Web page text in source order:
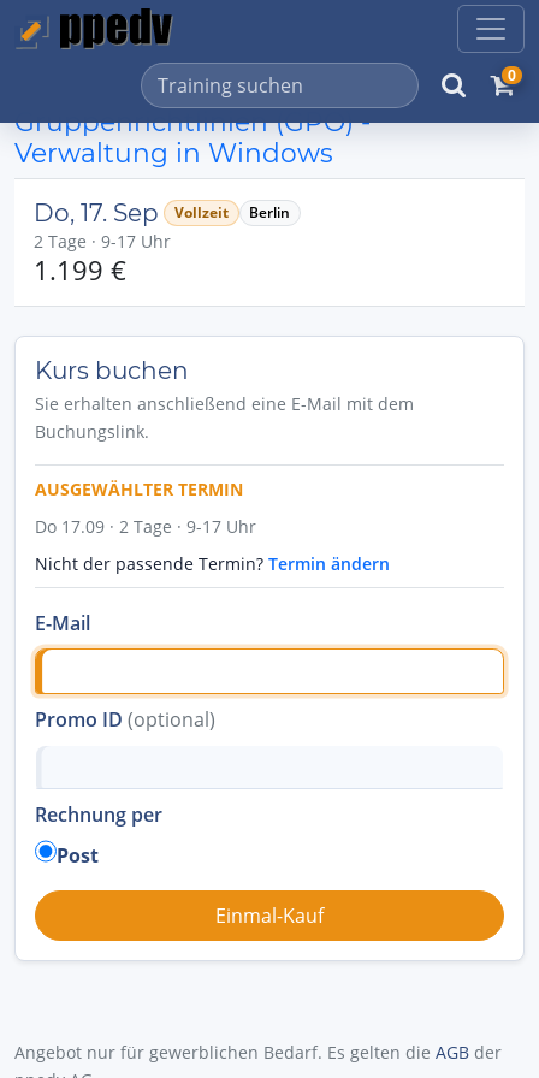
0
Gruppenrichtlinien (GPO) -
Verwaltung in Windows
Do, 17. Sep Vollzeit Berlin
2 Tage · 9-17 Uhr
1.199 €
Kurs buchen
Sie erhalten anschließend eine E-Mail mit dem
Buchungslink.
AUSGEWÄHLTER TERMIN
Do 17.09 · 2 Tage · 9-17 Uhr
Nicht der passende Termin? Termin ändern
E-Mail
Promo ID (optional)
Rechnung per
Post
Angebot nur für gewerblichen Bedarf. Es gelten die AGB der